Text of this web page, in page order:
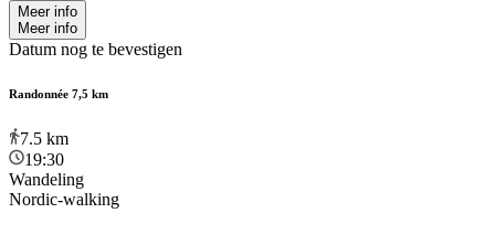
Meer info
Meer info
Datum nog te bevestigen
Randonnée 7,5 km
7.5 km
19:30
Wandeling
Nordic-walking